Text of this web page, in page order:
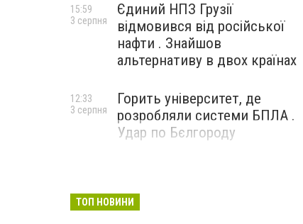
Єдиний НПЗ Грузії
відмовився від російської
нафти . Знайшов
альтернативу в двох країнах
15:59
3 серпня
Горить університет, де
розробляли системи БПЛА .
Удар по Бєлгороду
12:33
3 серпня
ТОП НОВИНИ